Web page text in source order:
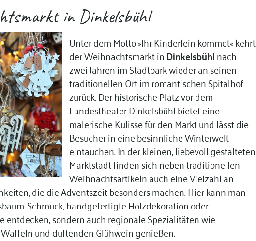
in Dinkelsbühl
Unter dem Motto »Ihr Kinderlein kommet« kehrt
der Weihnachtsmarkt inDinkelsbühlnach
zwei Jahren im Stadtpark wieder an seinen
traditionellen Ort im romantischen Spitalhof
zurück. Der historische Platz vor dem
Landestheater Dinkelsbühl bietet eine
malerische Kulisse für den Markt und lässt die
Besucher in eine besinnliche Winterwelt
eintauchen. In der kleinen, liebevoll gestalteten
Marktstadt finden sich neben traditionellen
Weihnachtsartikeln auch eine Vielzahl an
die die Adventszeit besonders machen. Hier kann man
Schmuck, handgefertigte Holzdekoration oder
entdecken, sondern auch regionale Spezialitäten wie
und duftenden Glühwein genießen.